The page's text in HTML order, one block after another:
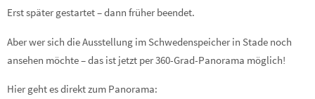
Erst später gestartet – dann früher beendet.
Aber wer sich die Ausstellung im Schwedenspeicher in Stade noch
ansehen möchte – das ist jetzt per 360-Grad-Panorama möglich!
Hier geht es direkt zum Panorama: